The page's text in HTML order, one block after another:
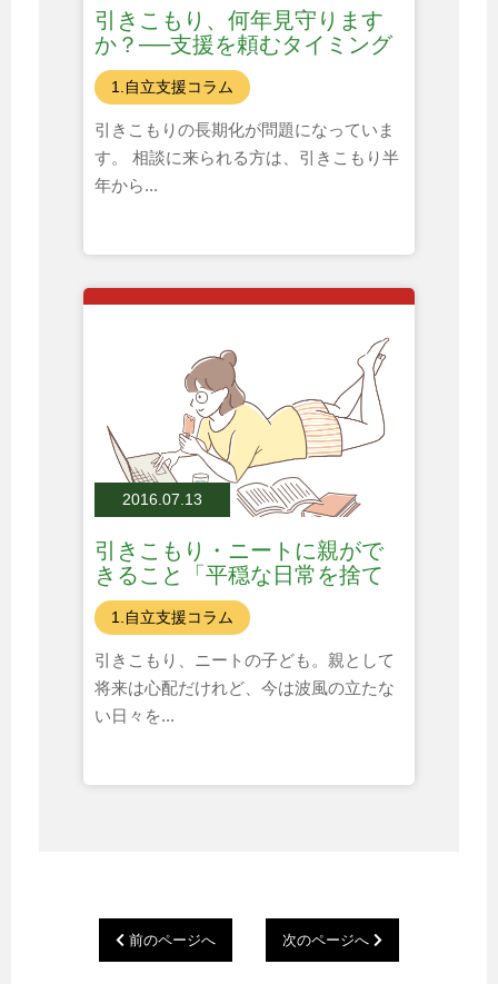
引きこもり、何年見守ります
か？──支援を頼むタイミング
とは
1.自立支援コラム
引きこもりの長期化が問題になっていま
す。 相談に来られる方は、引きこもり半
年から...
2016.07.13
引きこもり・ニートに親がで
きること「平穏な日常を捨て
る？」
1.自立支援コラム
引きこもり、ニートの子ども。親として
将来は心配だけれど、今は波風の立たな
い日々を...
前のページへ 次のページへ